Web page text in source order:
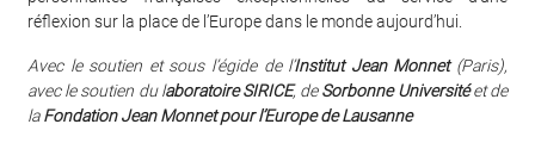
réflexion sur la place de l’Europe dans le monde aujourd’hui.
Avec le soutien et sous l’égide de l’Institut Jean Monnet(Paris),
avec le soutien du laboratoire SIRICE, deSorbonne Universitéet de
laFondation Jean Monnet pour l’Europe de Lausanne